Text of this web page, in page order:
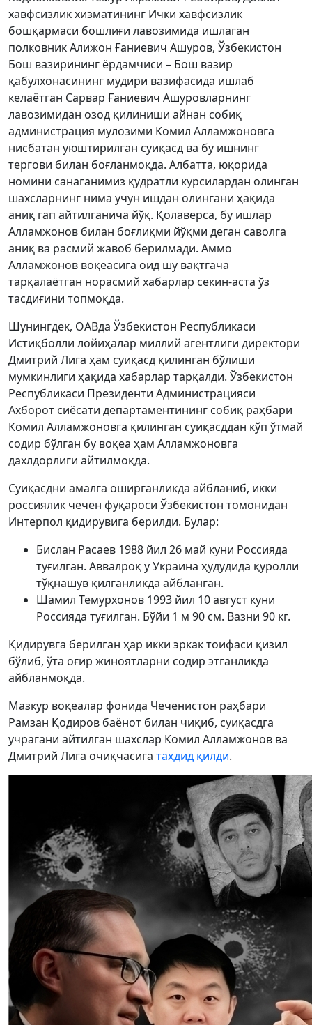
хавфсизлик хизматининг Ички хавфсизлик
бошқармаси бошлиғи лавозимида ишлаган
полковник Алижон Ғаниевич Ашуров, Ўзбекистон
Бош вазирининг ёрдамчиси – Бош вазир
қабулхонасининг мудири вазифасида ишлаб
келаётган Сарвар Ғаниевич Ашуровларнинг
лавозимидан озод қилиниши айнан собиқ
администрация мулозими Комил Алламжоновга
нисбатан уюштирилган суиқасд ва бу ишнинг
тергови билан боғланмоқда. Албатта, юқорида
номини санаганимиз қудратли курсилардан олинган
шахсларнинг нима учун ишдан олингани ҳақида
аниқ гап айтилганича йўқ. Қолаверса, бу ишлар
Алламжонов билан боғлиқми йўқми деган саволга
аниқ ва расмий жавоб берилмади. Аммо
Алламжонов воқеасига оид шу вақтгача
тарқалаётган норасмий хабарлар секин-аста ўз
тасдиғини топмоқда.
Шунингдек, ОАВда Ўзбекистон Республикаси
Истиқболли лойиҳалар миллий агентлиги директори
Дмитрий Лига ҳам суиқасд қилинган бўлиши
мумкинлиги ҳақида хабарлар тарқалди. Ўзбекистон
Республикаси Президенти Администрацияси
Ахборот сиёсати департаментининг собиқ раҳбари
Комил Алламжоновга қилинган суиқасддан кўп ўтмай
содир бўлган бу воқеа ҳам Алламжоновга
дахлдорлиги айтилмоқда.
Суиқасдни амалга оширганликда айбланиб, икки
россиялик чечен фуқароси Ўзбекистон томонидан
Интерпол қидирувига берилди. Булар:
Бислан Расаев 1988 йил 26 май куни Россияда
туғилган. Аввалроқ у Украина ҳудудида қуролли
тўқнашув қилганликда айбланган.
Шамил Темурхонов 1993 йил 10 август куни
Россияда туғилган. Бўйи 1 м 90 см. Вазни 90 кг.
Қидирувга берилган ҳар икки эркак тоифаси қизил
бўлиб, ўта оғир жиноятларни содир этганликда
айбланмоқда.
Мазкур воқеалар фонида Чеченистон раҳбари
Рамзан Қодиров баёнот билан чиқиб, суиқасдга
учрагани айтилган шахслар Комил Алламжонов ва
Дмитрий Лига очиқчасига таҳдид қилди.